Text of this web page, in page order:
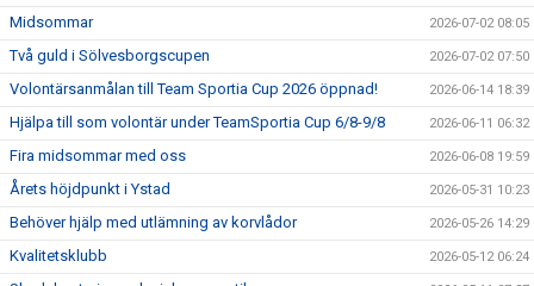
Midsommar 2026-07-02 08:05
Två guld i Sölvesborgscupen 2026-07-02 07:50
Volontärsanmålan till Team Sportia Cup 2026 öppnad! 2026-06-14 18:39
Hjälpa till som volontär under TeamSportia Cup 6/8-9/8 2026-06-11 06:32
Fira midsommar med oss 2026-06-08 19:59
Årets höjdpunkt i Ystad 2026-05-31 10:23
Behöver hjälp med utlämning av korvlådor 2026-05-26 14:29
Kvalitetsklubb 2026-05-12 06:24